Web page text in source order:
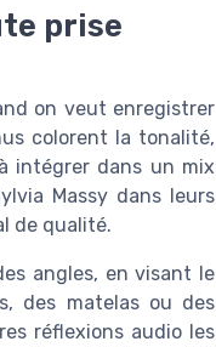
prise
on veut enregistrer
colorent la tonalité,
intégrer dans un mix
Massy dans leurs
de qualité.
angles, en visant le
des matelas ou des
réflexions audio les